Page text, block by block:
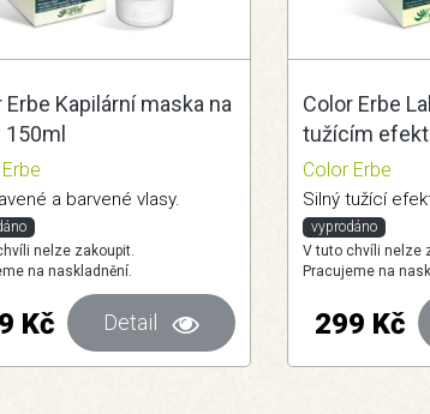
Erbe Kapilární maska na
a barvené vlasy.
nelze zakoupit.
na naskladnění.
Detail
Kč
Color Erbe
tužícím
Color Erbe
Silný tužící
vyprodáno
V tuto chvíli nelze
Pracujeme na
299 Kč